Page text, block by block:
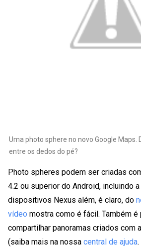
Uma photo sphere no novo Google Maps.
entre os dedos do pé?
Photo spheres podem ser criadas
4.2 ou superior do Android, incluindo
dispositivos Nexus além, é claro, do
vídeo mostra como é fácil. Também
compartilhar panoramas criados com
(saiba mais na nossa central de ajuda.